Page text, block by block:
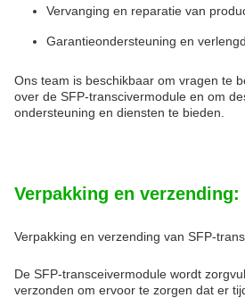
Vervanging en reparatie van
Garantieondersteuning en
Ons team is beschikbaar om vragen te
over de SFP-transcivermodule en om
ondersteuning en diensten te bieden.
Verpakking en verzending:
Verpakking en verzending van SFP-
De SFP-transceivermodule wordt
verzonden om ervoor te zorgen dat er